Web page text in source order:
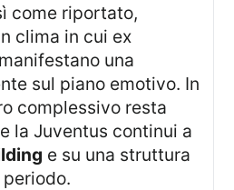
clima in cui ex
una
sul piano emotivo. In
complessivo resta
la Juventus continui a
e su una struttura